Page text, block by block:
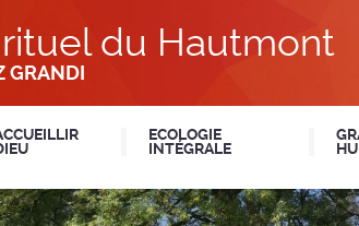
du Hautmont
GRANDI
ECOLOGIE
INTÉGRALE